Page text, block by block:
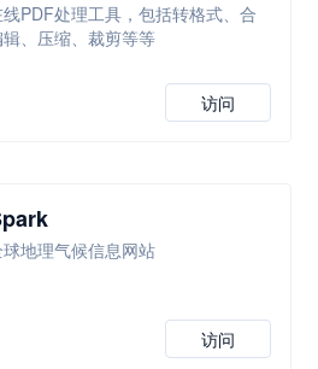
PDF处理工具，包括转格式、合
、压缩、裁剪等等
访问
地理气候信息网站
访问